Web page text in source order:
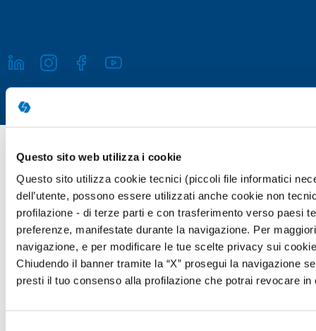
Questo sito web utilizza i cookie
Questo sito utilizza cookie tecnici (piccoli file informatici
dell’utente, possono essere utilizzati anche cookie non
profilazione - di terze parti e con trasferimento verso paesi
preferenze, manifestate durante la navigazione. Per
navigazione, e per modificare le tue scelte privacy sui
Chiudendo il banner tramite la “X” prosegui la navigazione
presti il tuo consenso alla profilazione che potrai revocare
Copyright © 2026 Giunti Psychometrics Italia S.r.l. | P.IVA 07367670481
coordinamento di Holding Daniel S.r.l., tutti i diritti riservati
Responsabile della Protezione dei Dati (Art. 37 del REG UE 2016/679)
Avv. Victoria Parise privacy@giuntipsy.com